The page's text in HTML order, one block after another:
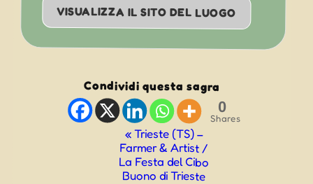
VISUALIZZA IL SITO DEL LUOGO
Condividi questa sagra
0
Shares
«Trieste (TS) –
Farmer & Artist /
La Festa del Cibo
Buono di Trieste